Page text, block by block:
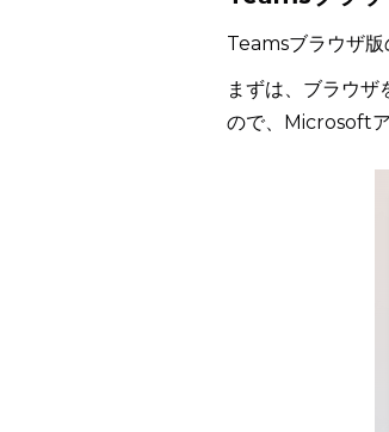
Teamsブラウザ版
まずは、ブラウ
ので、Microsoftア